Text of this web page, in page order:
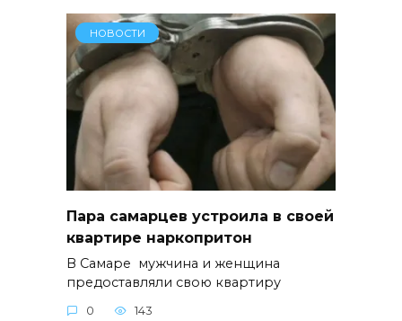
НОВОСТИ
Пара самарцев устроила в своей
квартире наркопритон
В Самаре мужчина и женщина
предоставляли свою квартиру
0 143